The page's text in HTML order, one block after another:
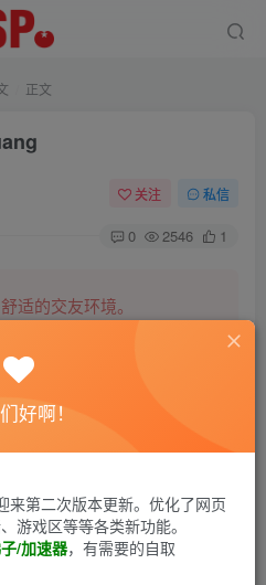
正文
关注 私信
0 2546 1
适的交友环境。
罗包括训诫文、腐文在内的
么样，有规定人三更半夜不许
好啊！
第二次版本更新。优化了网页
游戏区等等各类新功能。
/加速器，有需要的自取